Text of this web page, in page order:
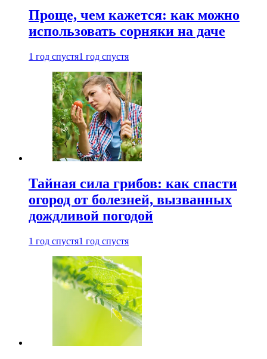
Проще, чем кажется: как можно
использовать сорняки на даче
1 год спустя1 год спустя
Тайная сила грибов: как спасти
огород от болезней, вызванных
дождливой погодой
1 год спустя1 год спустя